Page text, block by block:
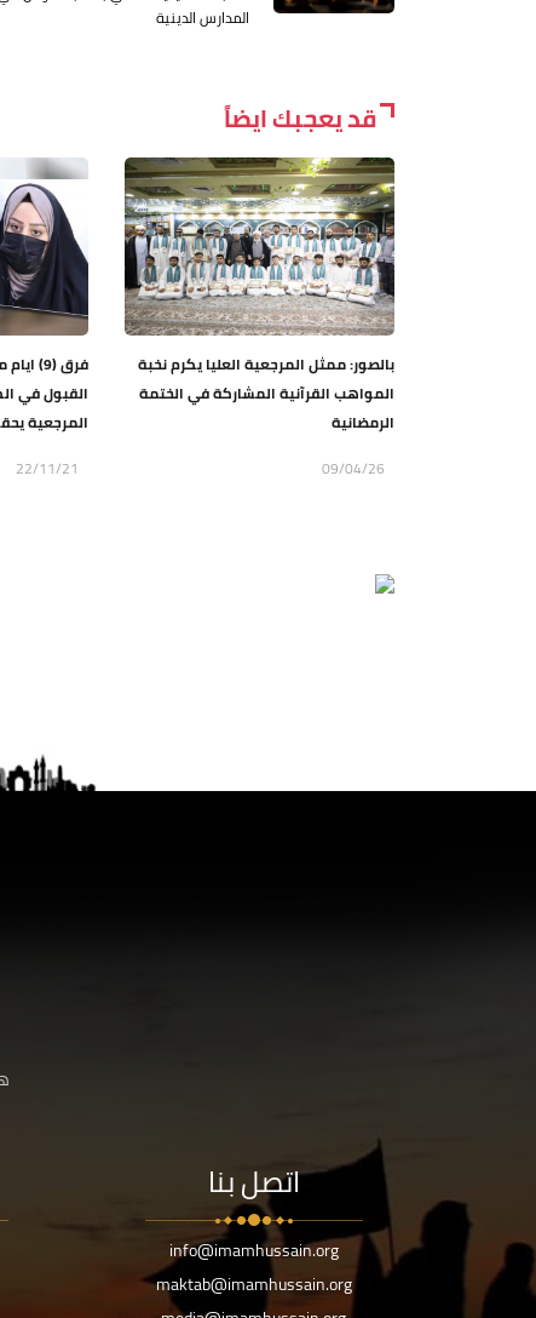
المدارس الدينية
قد يعجبك ايضاً
بالصور: ممثل المرجعية العليا يكرم نخبة
المواهب القرآنية المشاركة في الختمة
الرمضانية
09/04/26
فرق (9)
القبول في
المرجعية
22/11/21
اتصل بنا
info@imamhussain.org
maktab@imamhussain.org